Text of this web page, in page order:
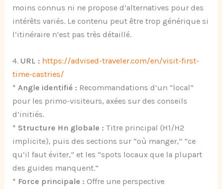
moins connus ni ne propose d’alternatives pour des
intérêts variés. Le contenu peut être trop générique si
l’itinéraire n’est pas très détaillé.
4. URL : https://advised-traveler.com/en/visit-first-
time-castries/
* Angle identifié : Recommandations d’un “local”
pour les primo-visiteurs, axées sur des conseils
d’initiés.
* Structure Hn globale : Titre principal (H1/H2
implicite), puis des sections sur “où manger,” “ce
qu’il faut éviter,” et les “spots locaux que la plupart
des guides manquent.”
* Force principale : Offre une perspective